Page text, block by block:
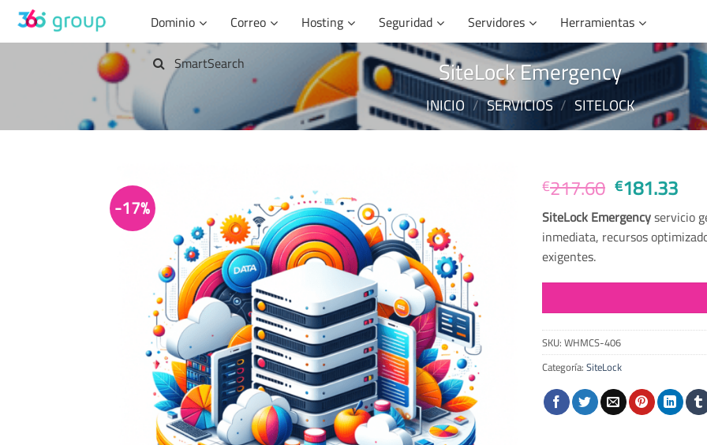
Saltar
contenido
Dominio Correo Hosting Seguridad Servidores
Herramientas
SmartSearch
SiteLock Emergency
INICIO / SERVICIOS / SITELOCK
-17%
€217.60 El
precio
original
era:
€181.33El
es:
SiteLock Emergencyservicio
inmediata, recursos
exigentes.
SKU:WHMCS-406
Categoría:SiteLock